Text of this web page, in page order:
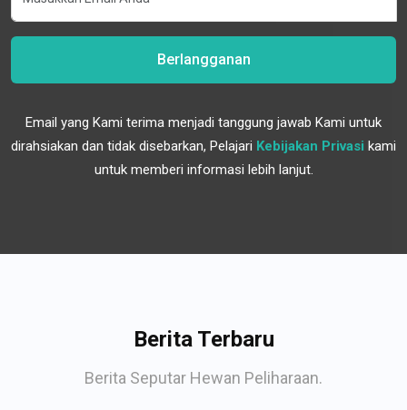
Berlangganan
Email yang Kami terima menjadi tanggung jawab Kami untuk
dirahsiakan dan tidak disebarkan, Pelajari Kebijakan Privasi kami
untuk memberi informasi lebih lanjut.
Berita Terbaru
Berita Seputar Hewan Peliharaan.